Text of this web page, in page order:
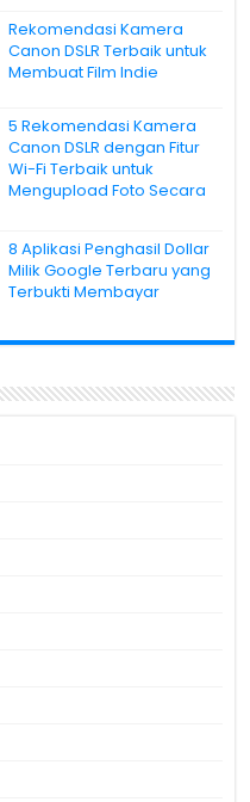
Rekomendasi Kamera
Canon DSLR Terbaik untuk
Membuat Film Indie
5 Rekomendasi Kamera
Canon DSLR dengan Fitur
Wi-Fi Terbaik untuk
Mengupload Foto Secara
8 Aplikasi Penghasil Dollar
Milik Google Terbaru yang
Terbukti Membayar